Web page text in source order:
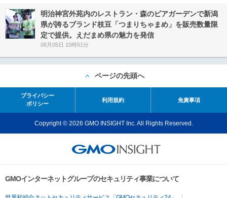
明治神宮外苑内のレストラン・森のビアガーデンで新潟
県が誇るブランド枝豆「つまりちゃまめ」を販売数量限
定で提供。えだまめ県の魅力を発信
08月05日 15時51分
ページの先頭へ
プライバシー
ポリシー
利用規約 免責事項
Copyright © 2026 GMO INSIGHT Inc. All Rights Reserved.
GMOインターネットグループのセキュリティ事業について